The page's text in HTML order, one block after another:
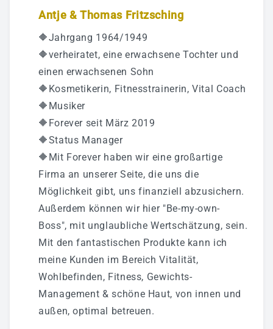
Antje & Thomas Fritzsching
🔶️Jahrgang 1964/1949
🔶verheiratet, eine erwachsene Tochter und
einen erwachsenen Sohn
🔶Kosmetikerin, Fitnesstrainerin, Vital Coach
🔶Musiker
🔶Forever seit März 2019
🔶Status Manager
🔶Mit Forever haben wir eine großartige
Firma an unserer Seite, die uns die
Möglichkeit gibt, uns finanziell abzusichern.
Außerdem können wir hier "Be-my-own-
Boss", mit unglaubliche Wertschätzung, sein.
Mit den fantastischen Produkte kann ich
meine Kunden im Bereich Vitalität,
Wohlbefinden, Fitness, Gewichts-
Management & schöne Haut, von innen und
außen, optimal betreuen.